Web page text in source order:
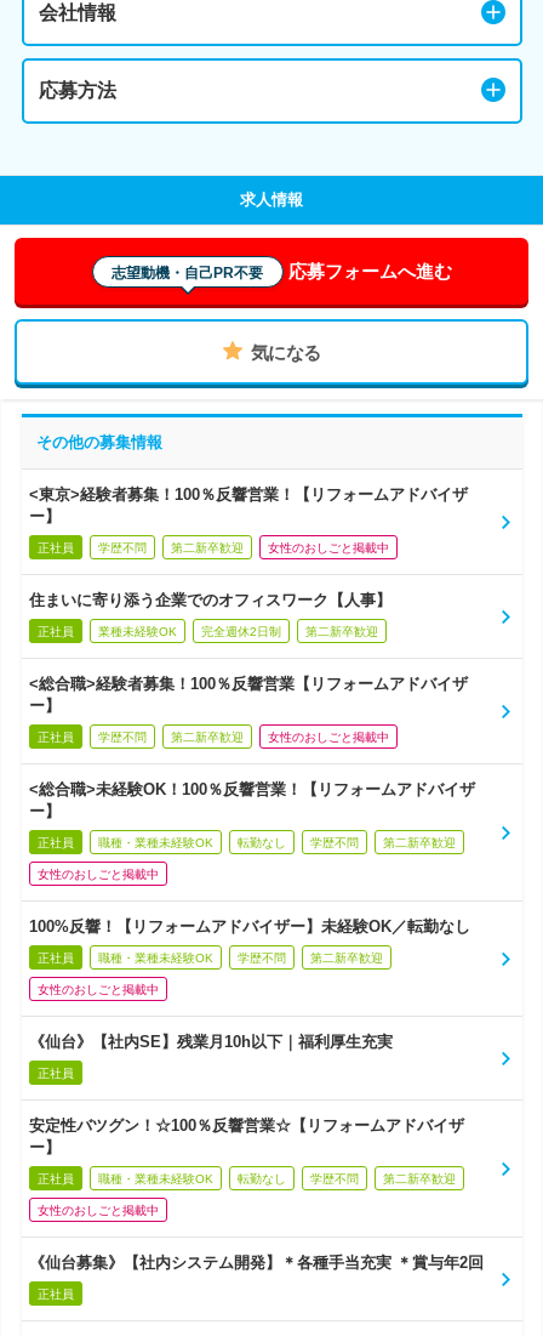
会社情報
応募方法
求人情報
志望動機・自己PR不要 応募フォームへ進む
気になる
その他の募集情報
<東京>経験者募集！100％反響営業！【リフォームアドバイザ
ー】
正社員 学歴不問 第二新卒歓迎 女性のおしごと掲載中
住まいに寄り添う企業でのオフィスワーク【人事】
正社員 業種未経験OK 完全週休2日制 第二新卒歓迎
<総合職>経験者募集！100％反響営業【リフォームアドバイザ
ー】
正社員 学歴不問 第二新卒歓迎 女性のおしごと掲載中
<総合職>未経験OK！100％反響営業！【リフォームアドバイザ
ー】
正社員 職種・業種未経験OK 転勤なし 学歴不問 第二新卒歓迎
女性のおしごと掲載中
100%反響！【リフォームアドバイザー】未経験OK／転勤なし
正社員 職種・業種未経験OK 学歴不問 第二新卒歓迎
女性のおしごと掲載中
《仙台》【社内SE】残業月10h以下｜福利厚生充実
正社員
安定性バツグン！☆100％反響営業☆【リフォームアドバイザ
ー】
正社員 職種・業種未経験OK 転勤なし 学歴不問 第二新卒歓迎
女性のおしごと掲載中
《仙台募集》【社内システム開発】＊各種手当充実 ＊賞与年2回
正社員